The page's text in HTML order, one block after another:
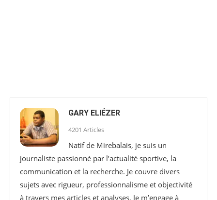
GARY ELIÉZER
4201 Articles
Natif de Mirebalais, je suis un
journaliste passionné par l’actualité sportive, la
communication et la recherche. Je couvre divers
sujets avec rigueur, professionnalisme et objectivité
à travers mes articles et analyses. Je m’engage à